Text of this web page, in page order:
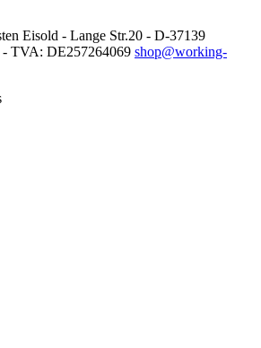
Eisold - Lange Str.20 - D-37139
- TVA: DE257264069 shop@working-